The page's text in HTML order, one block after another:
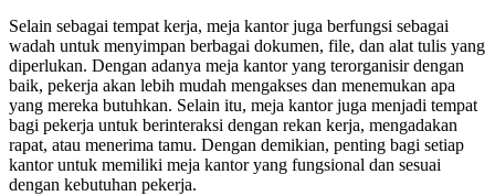
Selain sebagai tempat kerja, meja kantor juga berfungsi sebagai
wadah untuk menyimpan berbagai dokumen, file, dan alat tulis yang
diperlukan. Dengan adanya meja kantor yang terorganisir dengan
baik, pekerja akan lebih mudah mengakses dan menemukan apa
yang mereka butuhkan. Selain itu, meja kantor juga menjadi tempat
bagi pekerja untuk berinteraksi dengan rekan kerja, mengadakan
rapat, atau menerima tamu. Dengan demikian, penting bagi setiap
kantor untuk memiliki meja kantor yang fungsional dan sesuai
dengan kebutuhan pekerja.